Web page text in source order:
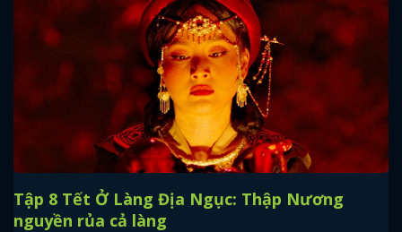
Tập 8 Tết Ở Làng Địa Ngục: Thập Nương
nguyền rủa cả làng